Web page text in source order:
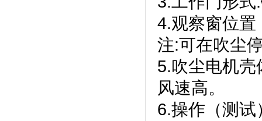
4.观察窗位置
注:可在吹尘
5.吹尘电机壳
风速高。
6.操作（测试